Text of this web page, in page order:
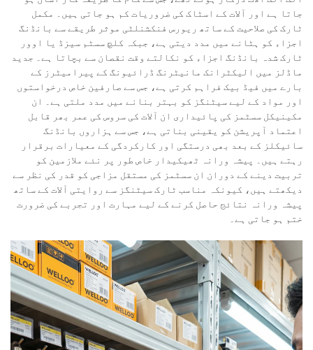
جاتا ہے اور آلات کے اسٹاک کی ضروریات کم ہو جاتی ہیں۔ مکمل
ٹارک کی صلاحیت کے ساتھ ریورس فنکشنلٹی موثر طریقے سے بانڈنگ
اجزاء کو ہٹانے میں مدد دیتی ہے، جبکہ کلچ سسٹم سیزڈ یا اوور
ٹارک شدہ بانڈنگ اجزاء کو نکالتے وقت نقصان سے بچاتا ہے۔ جدید
ماڈلز میں الیکٹرانک مانیٹرنگ ڈرائیونگ کے پیرامیٹرز کے
بارے میں فیڈ بیک فراہم کرتی ہے، جس سے صارفین خاص درخواستوں
اور مواد کے لیے سیٹنگز کو بہتر بنانے میں مدد ملتی ہے۔ ان
مکینیکل سسٹمز کی پائیداری ان آلات کی سروس کی عمر بھر قابل
اعتماد آپریشن کو یقینی بناتی ہے، جس سے ہزاروں بانڈنگ
سائیکلز کے بعد بھی درستگی اور کارکردگی کے معیارات برقرار
رہتے ہیں۔ پیشہ ورانہ ٹھیکیدار خاص طور پر نئے ملازمین کو
تربیت دینے کے دوران ان سسٹمز کی مستقل مزاجی کو قدر کی نظر سے
دیکھتے ہیں، کیونکہ مناسب ٹارک سیٹنگز سے روایتی آلات کے ساتھ
پیشہ ورانہ نتائج حاصل کرنے کے لیے مہارت اور تجربے کی ضرورت
ختم ہو جاتی ہے۔